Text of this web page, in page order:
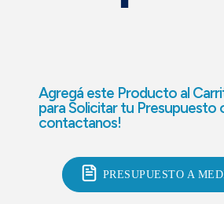
Agregá este Producto al
paraSolicitar tu Presupuesto
contactanos!
PRESUPUESTO A